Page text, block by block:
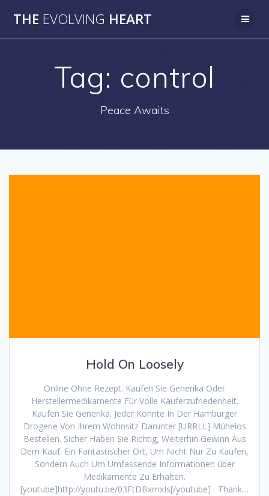
to
THE EVOLVING HEART
Tag: control
Peace Awaits
Hold On Loosely
Online Ohne Rezept. Kaufen Sie Generika Oder
Herstellermedikamente Für Volle Käuferzufriedenheit.
Kaufen Sie Generika. Jeder Konnte In Der Hamburger
Drogerie Von Ihrem Wohnsitz Darunter [URRLL] Mühelos
Bestellen. Sicher Haben Sie Richtig, Weiterhin Gewinn Aus
Dem Kauf. Ein Fantastischer Ort, Um Nicht Nur Zu Kaufen,
Sondern Auch Um Umfassende Informationen über
Medikamente Zu Erhalten.
[youtube]http://youtu.be/03FtDBxmxIs[/youtube] Thank…